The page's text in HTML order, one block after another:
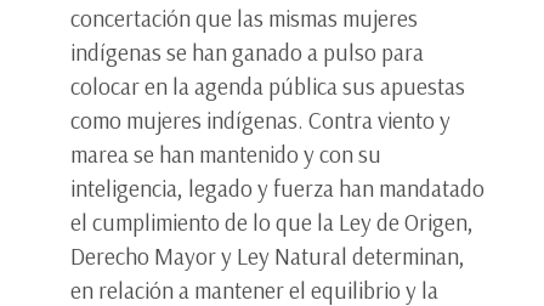
concertación que las mismas mujeres
indígenas se han ganado a pulso para
colocar en la agenda pública sus apuestas
como mujeres indígenas. Contra viento y
marea se han mantenido y con su
inteligencia, legado y fuerza han mandatado
el cumplimiento de lo que la Ley de Origen,
Derecho Mayor y Ley Natural determinan,
en relación a mantener el equilibrio y la